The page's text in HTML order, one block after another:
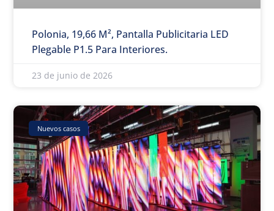
Polonia, 19,66 M², Pantalla Publicitaria LED
Plegable P1.5 Para Interiores.
23 de junio de 2026
Nuevos casos